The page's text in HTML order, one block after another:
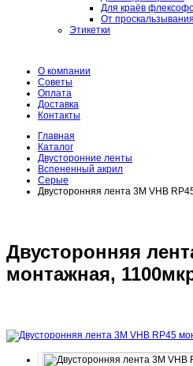
Для краёв
От проскальзывания
Этикетки
О компании
Советы
Оплата
Доставка
Контакты
Главная
Каталог
Двусторонние ленты
Вспененный акрил
Серые
Двусторонняя лента 3M VHB
Двусторонняя
монтажная,